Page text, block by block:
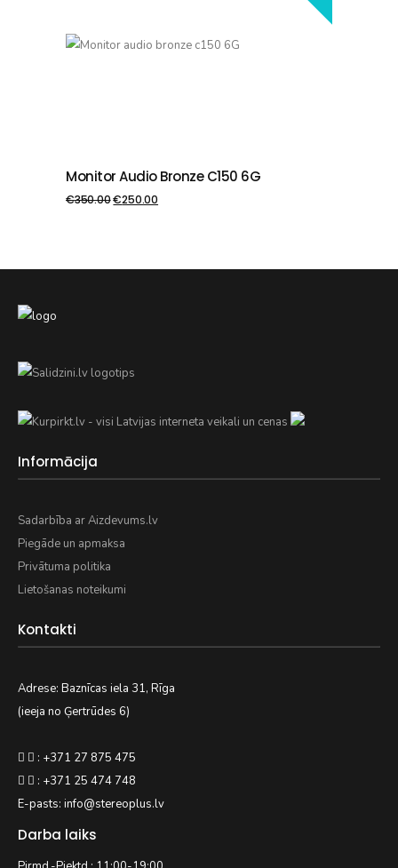
PIEVIENOT GROZAM
Monitor Audio Bronze C150 6G
€350.00€250.00
Informācija
Sadarbība ar Aizdevums.lv
Piegāde un apmaksa
Privātuma politika
Lietošanas noteikumi
Kontakti
Adrese: Baznīcas iela 31, Rīga
(ieeja no Ģertrūdes 6)
: +371 27 875 475
: +371 25 474 748
E-pasts: info@stereoplus.lv
Darba laiks